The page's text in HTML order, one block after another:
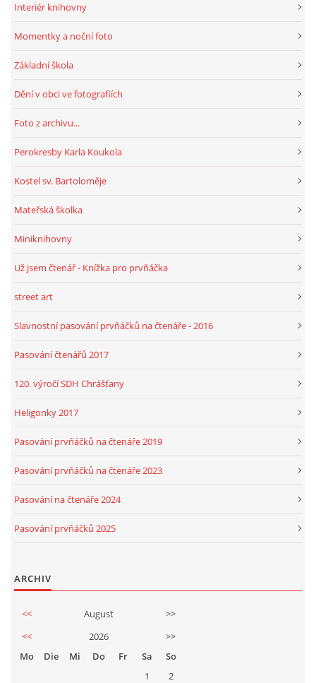
Interiér knihovny
Momentky a noční foto
Základní škola
Dění v obci ve fotografiích
Foto z archivu...
Perokresby Karla Koukola
Kostel sv. Bartoloměje
Mateřská školka
Miniknihovny
Už jsem čtenář - Knížka pro prvňáčka
street art
Slavnostní pasování prvňáčků na čtenáře - 2016
Pasování čtenářů 2017
120. výročí SDH Chrášťany
Heligonky 2017
Pasování prvňáčků na čtenáře 2019
Pasování prvňáčků na čtenáře 2023
Pasování na čtenáře 2024
Pasování prvňáčků 2025
ARCHIV
<< August
>>
<<
2026
>>
Mo
Die Mi Do Fr Sa
So
1
2